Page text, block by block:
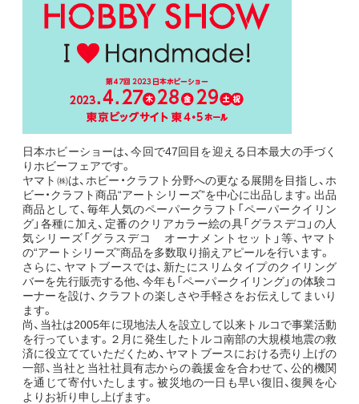
日本ホビーショーは、今回で47回目を迎える日本最大の手づく
りホビーフェアです。
ヤマト㈱は、ホビー・クラフト分野への更なる展開を目指し、ホ
ビー・クラフト商品“アートシリーズ”を中心に出品します。出品
商品として、毎年人気のペーパークラフト「ペーパークイリン
グ」各種に加え、定番のクリアカラー絵の具「グラスデコ」の人
気シリーズ「グラスデコ オーナメントセット」等、ヤマト
の“アートシリーズ”商品を多数取り揃えアピールを行います。
さらに、ヤマトブースでは、新たにスリムタイプのクイリング
バーを先行販売する他、今年も「ペーパークイリング」の体験コ
ーナーを設け、クラフトの楽しさや手軽さをお伝えしてまいり
ます。
尚、当社は2005年に現地法人を設立して以来トルコで事業活動
を行っています。２月に発生したトルコ南部の大規模地震の救
済に役立てていただくため、ヤマトブースにおける売り上げの
一部、当社と当社社員有志からの義援金を合わせて、公的機関
を通じて寄付いたします。被災地の一日も早い復旧、復興を心
よりお祈り申し上げます。